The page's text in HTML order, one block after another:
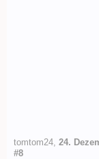
tomtom24, 24.
#8